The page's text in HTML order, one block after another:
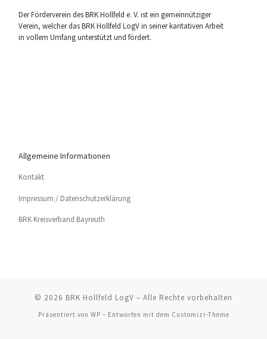
Der För­der­ver­ein des BRK Holl­feld e. V. ist ein gemein­nüt­zi­ger
Ver­ein, wel­cher das BRK Holl­feld LogV in sei­ner kari­ta­ti­ven Arbeit
in vol­lem Umfang unter­stützt und fördert.
Allgemeine Informationen
Kon­takt
Impres­sum / Datenschutzerklärung
BRK Kreis­ver­band Bayreuth
© 2026 BRK Hollfeld LogV – Alle Rechte vorbehalten
Präsentiert von WP – Entworfen mit dem Customizr-Theme